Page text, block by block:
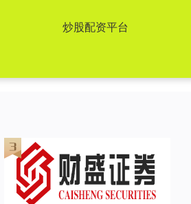
炒股配资平台